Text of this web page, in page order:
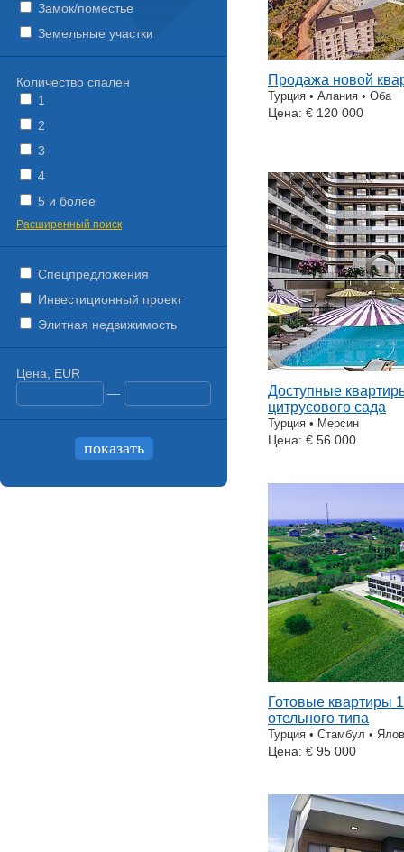
Продажа новой
Турция • Алания • Оба
Цена: € 120 000
Доступные
цитрусового сада
Турция • Мерсин
Цена: € 56 000
Готовые квартиры
отельного типа
Турция • Стамбул •
Цена: € 95 000
Замок/поместье
Земельные участки
Количество спален
1
2
3
4
5 и более
Расширенный поиск
Спецпредложения
Инвестиционный проект
Элитная недвижимость
Цена, EUR
—